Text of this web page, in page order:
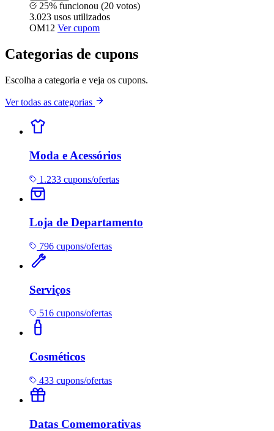
25% funcionou (20 votos)
3.023 usos utilizados
OM12 Ver cupom
Categorias de cupons
Escolha a categoria e veja os cupons.
Ver todas as categorias
Moda e Acessórios
1.233 cupons/ofertas
Loja de Departamento
796 cupons/ofertas
Serviços
516 cupons/ofertas
Cosméticos
433 cupons/ofertas
Datas Comemorativas